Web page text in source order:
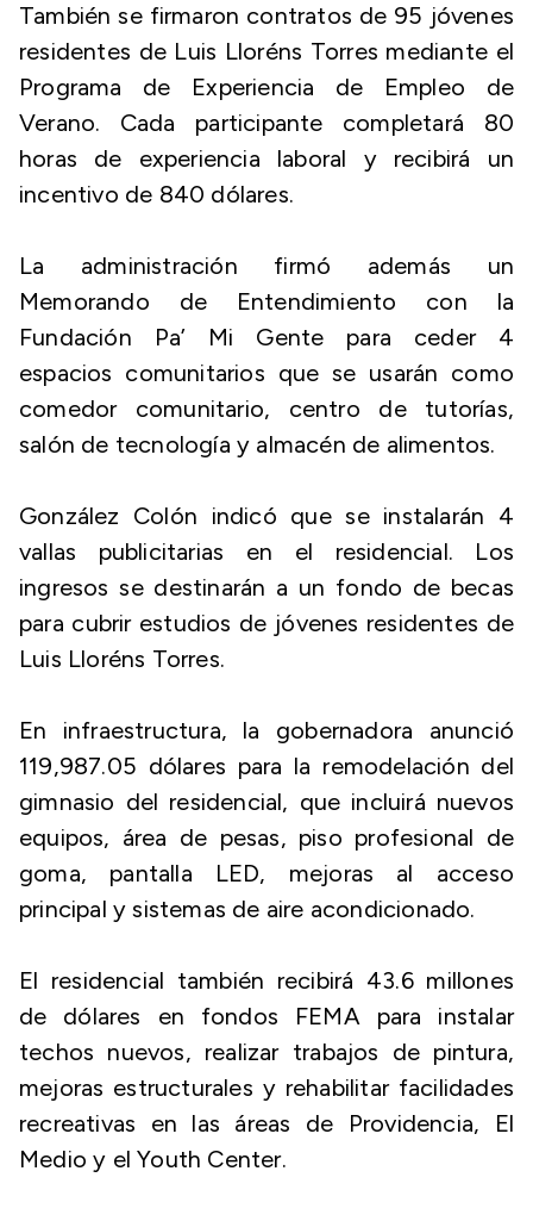
También se firmaron contratos de 95 jóvenes
residentes de Luis Lloréns Torres mediante el
Programa de Experiencia de Empleo de
Verano. Cada participante completará 80
horas de experiencia laboral y recibirá un
incentivo de 840 dólares.
La administración firmó además un
Memorando de Entendimiento con la
Fundación Pa’ Mi Gente para ceder 4
espacios comunitarios que se usarán como
comedor comunitario, centro de tutorías,
salón de tecnología y almacén de alimentos.
González Colón indicó que se instalarán 4
vallas publicitarias en el residencial. Los
ingresos se destinarán a un fondo de becas
para cubrir estudios de jóvenes residentes de
Luis Lloréns Torres.
En infraestructura, la gobernadora anunció
119,987.05 dólares para la remodelación del
gimnasio del residencial, que incluirá nuevos
equipos, área de pesas, piso profesional de
goma, pantalla LED, mejoras al acceso
principal y sistemas de aire acondicionado.
El residencial también recibirá 43.6 millones
de dólares en fondos FEMA para instalar
techos nuevos, realizar trabajos de pintura,
mejoras estructurales y rehabilitar facilidades
recreativas en las áreas de Providencia, El
Medio y el Youth Center.